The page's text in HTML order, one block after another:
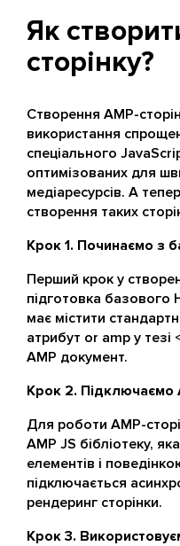
Як
сторінку?
Створення AMP-
використання
спеціального
оптимізованих для
медіаресурсів. А
створення таких
Крок 1. Починаємо з
Перший крок у
підготовка базового
має містити
атрибут or amp у
AMP документ.
Крок 2. Підключаємо
Для роботи AMP-
AMP JS бібліотеку,
елементів і
підключається
рендеринг сторінки.
Крок 3.